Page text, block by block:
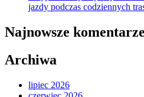
jazdy podczas codziennych
Najnowsze komentarze
Archiwa
lipiec 2026